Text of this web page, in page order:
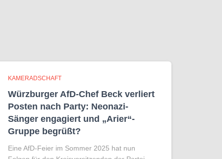
KAMERADSCHAFT
Würzburger AfD-Chef Beck verliert
Posten nach Party: Neonazi-
Sänger engagiert und „Arier“-
Gruppe begrüßt?
Eine AfD-Feier im Sommer 2025 hat nun